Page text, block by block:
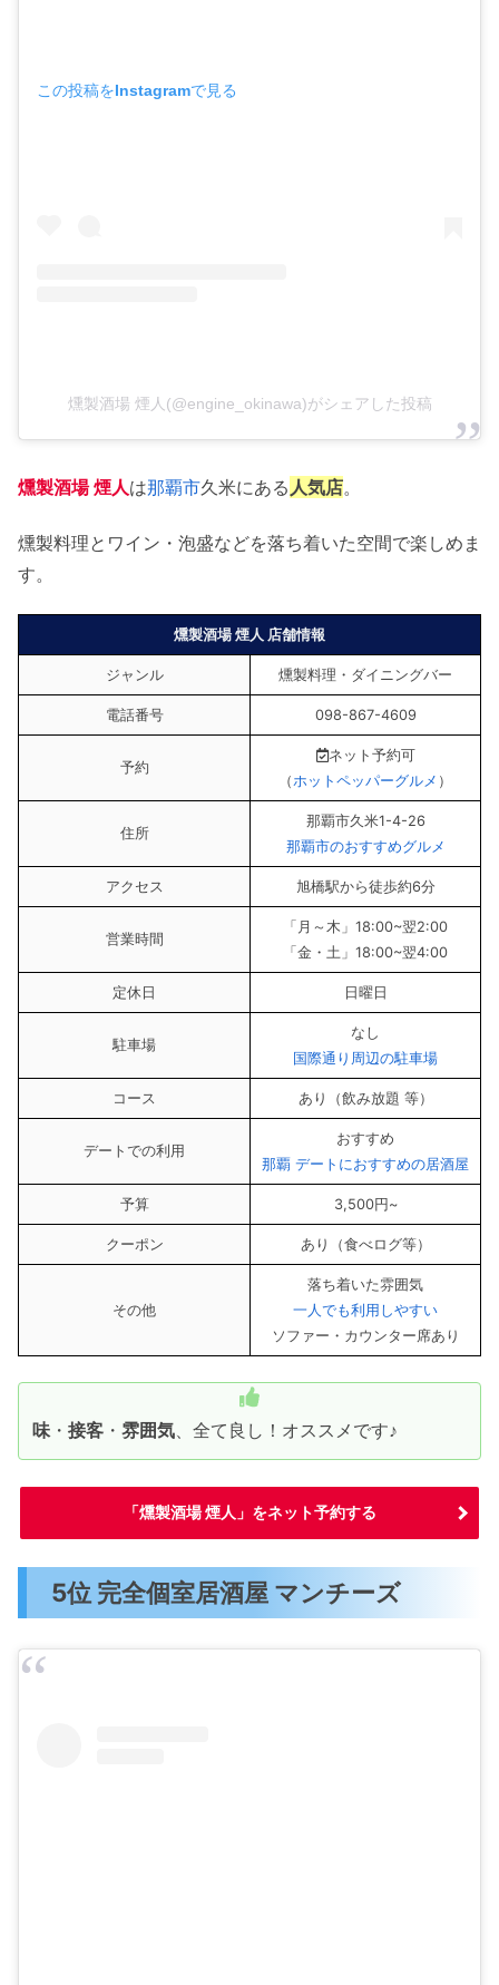
この投稿をInstagramで見る
燻製酒場 煙人(@engine_okinawa)がシェアした投稿
燻製酒場 煙人は那覇市久米にある 人気店。
燻製料理とワイン・泡盛などを落ち着いた空間で楽しめま
す。
燻製酒場 煙人 店舗情報
ジャンル 燻製料理・ダイニングバー
電話番号 098-867-4609
予約
ネット予約可
（ホットペッパーグルメ ）
住所
那覇市久米1-4-26
那覇市のおすすめグルメ
アクセス 旭橋駅から徒歩約6分
営業時間
「月～木」18:00~翌2:00
「金・土」18:00~翌4:00
定休日 日曜日
駐車場
なし
国際通り周辺の駐車場
コース あり（飲み放題 等）
デートでの利用
おすすめ
那覇 デートにおすすめの居酒屋
予算 3,500円~
クーポン あり（食べログ等）
その他
落ち着いた雰囲気
一人でも利用しやすい
ソファー・カウンター席あり
味 ・ 接客 ・ 雰囲気 、全て良し！オススメです♪
「燻製酒場 煙人」をネット予約する
5位 完全個室居酒屋 マンチーズ